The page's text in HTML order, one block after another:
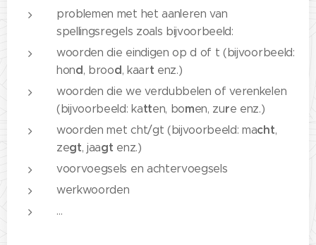
problemen met het aanleren van
spellingsregels zoals bijvoorbeeld:
woorden die eindigen op d of t (bijvoorbeeld:
hond, brood, kaart enz.)
woorden die we verdubbelen of verenkelen
(bijvoorbeeld: katten, bomen, zure enz.)
woorden met cht/gt (bijvoorbeeld: macht,
zegt, jaagt enz.)
voorvoegsels en achtervoegsels
werkwoorden
…